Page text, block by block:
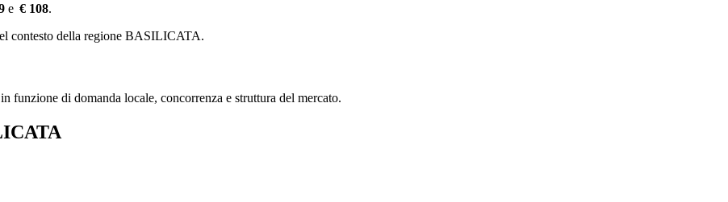
e € 108.
contesto della regione BASILICATA.
di domanda locale, concorrenza e struttura del mercato.